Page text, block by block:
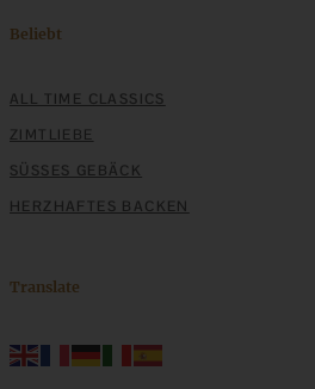
Beliebt
ALL TIME CLASSICS
ZIMTLIEBE
SÜSSES GEBÄCK
HERZHAFTES BACKEN
Translate